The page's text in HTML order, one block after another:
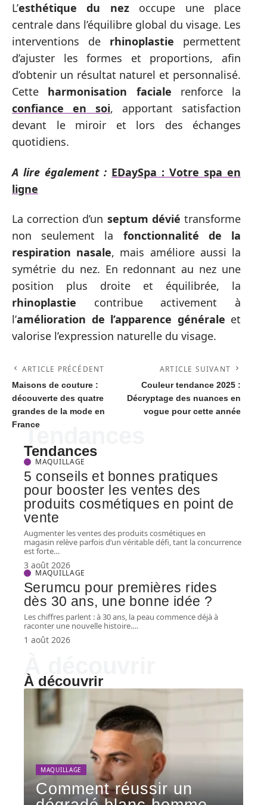
L’esthétique du nezoccupe une place
centrale dans l’équilibre global du visage. Les
interventions de rhinoplastie permettent
d’ajuster les formes et proportions, afin
d’obtenir un résultat naturel et personnalisé.
Cette harmonisation faciale renforce la
confiance en soi, apportant satisfaction
devant le miroir et lors des échanges
quotidiens.
A lire également : EDaySpa : Votre spa en
ligne
La correction d’un septum dévié transforme
non seulement la fonctionnalité de la
respiration nasale, mais améliore aussi la
symétrie du nez. En redonnant au nez une
position plus droite et équilibrée, la
rhinoplastie contribue activement à
l’amélioration de l’apparence générale et
valorise l’expression naturelle du visage.
ARTICLE PRÉCÉDENT
Maisons de couture :
découverte des quatre
grandes de la mode en
France
ARTICLE SUIVANT
Couleur tendance 2025 :
Décryptage des nuances en
vogue pour cette année
Tendances
Tendances
MAQUILLAGE
5 conseils et bonnes pratiques
pour booster les ventes des
produits cosmétiques en point de
vente
Augmenter les ventes des produits cosmétiques en
magasin relève parfois d’un véritable défi, tant la concurrence
est forte…
3 août 2026
MAQUILLAGE
Serumcu pour premières rides
dès 30 ans, une bonne idée ?
Les chiffres parlent : à 30 ans, la peau commence déjà à
raconter une nouvelle histoire.…
1 août 2026
À découvrir
MAQUILLAGE
Comment réussir un